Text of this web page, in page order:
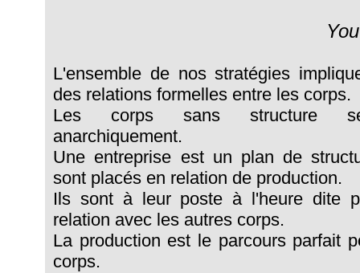
L'ensemble de nos stratégies
des relations formelles entre les corps.
Les corps sans structure se
anarchiquement.
Une entreprise est un plan de
sont placés en relation de production.
Ils sont à leur poste à l'heure dite
relation avec les autres corps.
La production est le parcours parfait
corps.